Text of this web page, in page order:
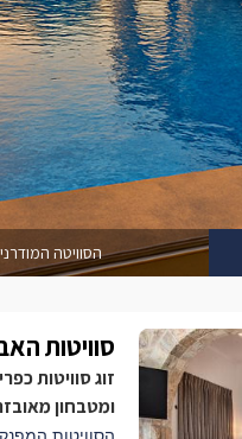
הסוויטה
סוויטות
זוג סוויטות
ומטבחון